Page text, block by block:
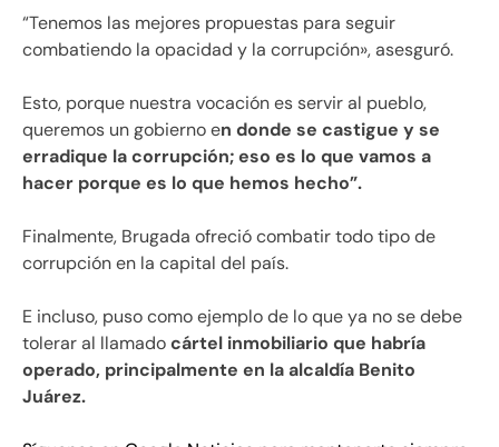
“Tenemos las mejores propuestas para seguir
combatiendo la opacidad y la corrupción», asesguró.
Esto, porque nuestra vocación es servir al pueblo,
queremos un gobierno en donde se castigue y se
erradique la corrupción; eso es lo que vamos a
hacer porque es lo que hemos hecho”.
Finalmente, Brugada ofreció combatir todo tipo de
corrupción en la capital del país.
E incluso, puso como ejemplo de lo que ya no se debe
tolerar al llamadocártel inmobiliario que habría
operado, principalmente en la alcaldía Benito
Juárez.